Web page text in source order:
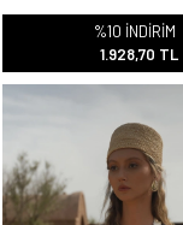
%10 İNDİRİM
1.928,70 TL